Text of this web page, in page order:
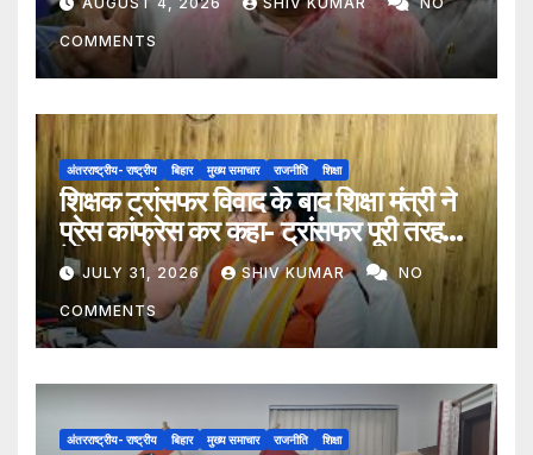
COMMENTS
अंतरराष्ट्रीय- राष्ट्रीय बिहार मुख्य समाचार राजनीति शिक्षा
शिक्षक ट्रांसफर विवाद के बाद शिक्षा मंत्री ने
प्रेस कांफ्रेस कर कहा- ट्रांसफर पूरी तरह
ऐच्छिक
JULY 31, 2026 SHIV KUMAR NO
COMMENTS
अंतरराष्ट्रीय- राष्ट्रीय बिहार मुख्य समाचार राजनीति शिक्षा